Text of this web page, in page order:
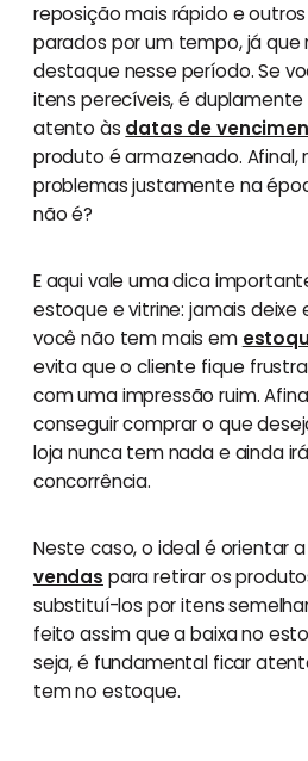
reposição mais rápido e
parados por um tempo, já
destaque nesse período. Se
itens perecíveis, é
atento às datas de
produto é armazenado. Afinal,
problemas justamente na
não é?
E aqui vale uma dica
estoque e vitrine: jamais
você não tem mais em
evita que o cliente fique
com uma impressão ruim.
conseguir comprar o que
loja nunca tem nada e ainda
concorrência.
Neste caso, o ideal é orientar
vendas para retirar os
substituí-los por itens
feito assim que a baixa no
seja, é fundamental ficar
tem no estoque.